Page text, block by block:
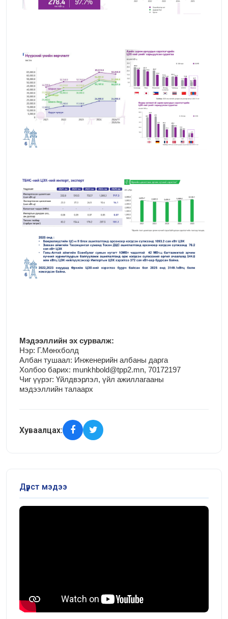
Мэдээллийн эх сурвалж:
Нэр: Г.Мөнхболд
Албан тушаал: Инженерийн албаны дарга
Холбоо барих: munkhbold@tpp2.mn, 70172197
Чиг үүрэг: Үйлдвэрлэл, үйл ажиллагааны
мэдээллийн талаарх
Хуваалцах:
Дүрст мэдээ